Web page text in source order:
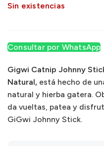
Sin existencias
Consultar por WhatsApp
Gigwi Catnip Johnny
Natural, está hecho de
natural y hierba gatera.
da vueltas, patea y
GiGwi Johnny Stick.